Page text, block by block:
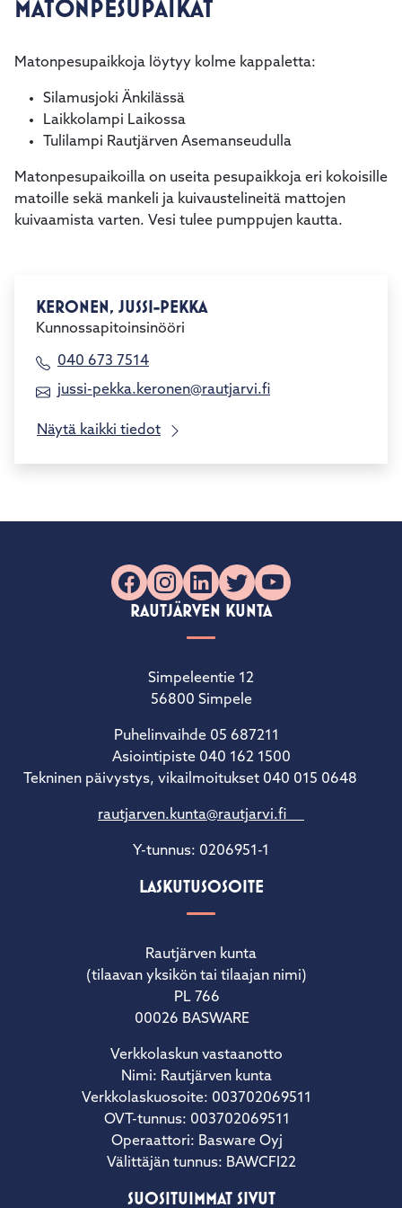
kosketus-
pyyhkäisyliikkeitä.
MATONPESUPAIKAT
Matonpesupaikkoja löytyy kolme kappaletta:
Silamusjoki Änkilässä
Laikkolampi Laikossa
Tulilampi Rautjärven Asemanseudulla
Matonpesupaikoilla on useita pesupaikkoja eri kokoisille
matoille sekä mankeli ja kuivaustelineitä mattojen
kuivaamista varten. Vesi tulee pumppujen kautta.
KERONEN, JUSSI-PEKKA
Kunnossapitoinsinööri
040 673 7514
jussi-pekka.keronen@rautjarvi.fi
Näytä kaikki tiedot
Facebook
Instagram
LinkedIn
X YouTube
RAUTJÄRVEN KUNTA
Simpeleentie 12
56800 Simpele
Puhelinvaihde 05 687211
Asiointipiste 040 162 1500
Tekninen päivystys, vikailmoitukset 040 015 0648
rautjarven.kunta@rautjarvi.fi
Y-tunnus: 0206951-1
LASKUTUSOSOITE
Rautjärven kunta
(tilaavan yksikön tai tilaajan nimi)
PL 766
00026 BASWARE
Verkkolaskun vastaanotto
Nimi: Rautjärven kunta
Verkkolaskuosoite: 003702069511
OVT-tunnus: 003702069511
Operaattori: Basware Oyj
Välittäjän tunnus: BAWCFI22
SUOSITUIMMAT SIVUT